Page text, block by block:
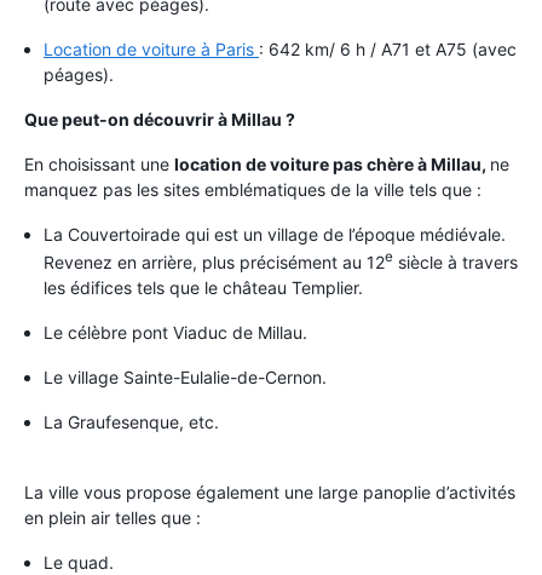
(route avec péages).
Location de voiture à Paris : 642 km/ 6 h / A71 et A75 (avec
péages).
Que peut-on découvrir à Millau ?
En choisissant une location de voiture pas chère à Millau, ne
manquez pas les sites emblématiques de la ville tels que :
La Couvertoirade qui est un village de l’époque médiévale.
Revenez en arrière, plus précisément au 12e siècle à travers
les édifices tels que le château Templier.
Le célèbre pont Viaduc de Millau.
Le village Sainte-Eulalie-de-Cernon.
La Graufesenque, etc.
La ville vous propose également une large panoplie d’activités
en plein air telles que :
Le quad.